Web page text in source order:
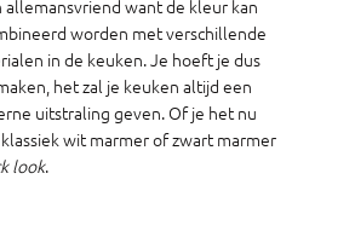
allemansvriend want de kleur kan
worden met verschillende
in de keuken. Je hoeft je dus
het zal je keuken altijd een
uitstraling geven. Of je het nu
wit marmer of zwart marmer
look.